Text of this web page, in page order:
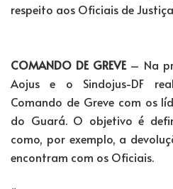
respeito aos Oficiais de
COMANDO DE GREVE– Na
Aojus e o Sindojus-DF
Comando de Greve com os
do Guará. O objetivo é
como, por exemplo, a
encontram com os Oficiais.